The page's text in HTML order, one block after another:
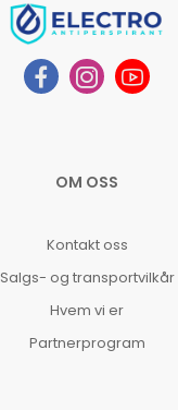
OM OSS
Kontakt oss
Salgs- og transportvilkår
Hvem vi er
Partnerprogram